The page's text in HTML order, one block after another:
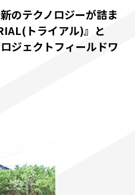
のテクノロジーが詰ま
トライアル)』と
ジェクトフィールドワ